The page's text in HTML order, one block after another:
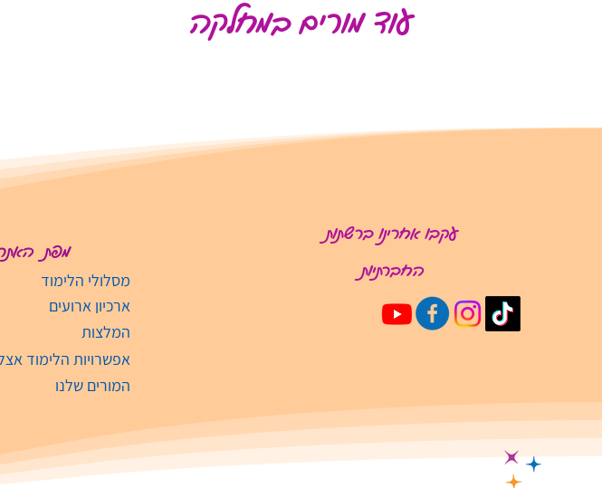
עוד מורים במחלקה
מפת
מסלולי הלימוד
ארכיון ארועים
המלצות
אפשרויות הלימוד
המורים שלנו
עקבו אחרינו ברשתות
החברתיות